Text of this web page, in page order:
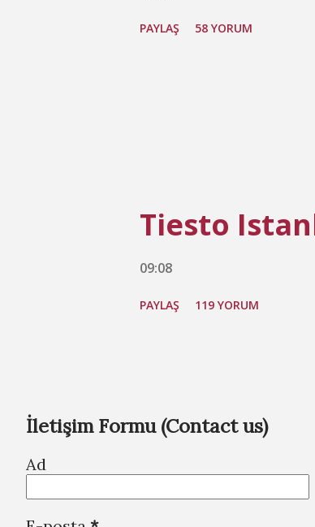
PAYLAŞ 58 YORUM
Tiesto
09:08
PAYLAŞ 119 YORUM
İletişim Formu (Contact us)
Ad